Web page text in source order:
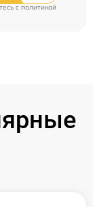
c политикой